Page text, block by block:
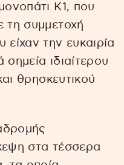
Κ1, που
τη συμμετοχή
την ευκαιρία
ιδιαίτερου
θρησκευτικού
στα τέσσερα